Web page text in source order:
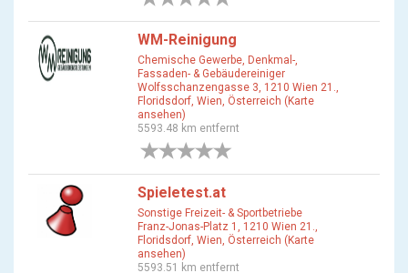
WM-Reinigung
Chemische Gewerbe, Denkmal-,
Fassaden- & Gebäudereiniger
Wolfsschanzengasse 3, 1210 Wien 21.,
Floridsdorf, Wien, Österreich (Karte
ansehen)
5593.48 km entfernt
Spieletest.at
Sonstige Freizeit- & Sportbetriebe
Franz-Jonas-Platz 1, 1210 Wien 21.,
Floridsdorf, Wien, Österreich (Karte
ansehen)
5593.51 km entfernt